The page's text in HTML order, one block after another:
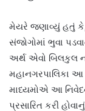
મેયરે જણાવ્યું હતું
સંજોગોમાં ભુવા
અર્થ એવો બિલકુલ
મહાનગરપાલિકા
માધ્યમોએ આ
પ્રસારિત કરી